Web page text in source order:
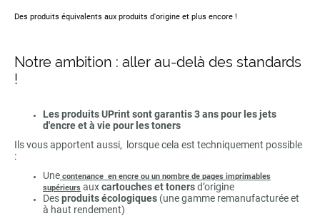
Des produits équivalents aux produits d'origine et plus encore !
Notre ambition : aller au-delà des standards
!
Les produits UPrint sont garantis 3 ans pour les jets
d'encre et à vie pour les toners
Ils vous apportent aussi, lorsque cela est techniquement possible
:
Une contenance en encre ou un nombre de pages imprimables
supérieurs auxcartouches et tonersd’origine
Desproduits écologiques (une gamme remanufacturée et
à haut rendement)